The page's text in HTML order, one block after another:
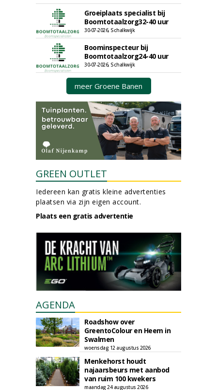
Groeiplaats specialist bij
Boomtotaalzorg32-40 uur
30-07-2026, Schalkwijk
Boominspecteur bij
Boomtotaalzorg24-40 uur
30-07-2026, Schalkwijk
meer Groene Banen
GREEN OUTLET
Iedereen kan gratis kleine advertenties
plaatsen via zijn eigen account.
Plaats een gratis advertentie
AGENDA
Roadshow over
GreentoColour en Heem in
Swalmen
woensdag 12 augustus 2026
Menkehorst houdt
najaarsbeurs met aanbod
van ruim 100 kwekers
maandag 24 augustus 2026